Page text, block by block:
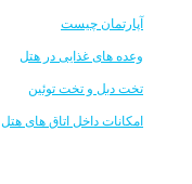
آپارتمان چیست
وعده های غذایی در هتل
تخت دبل و تخت توئین
امکانات داخل اتاق های هتل